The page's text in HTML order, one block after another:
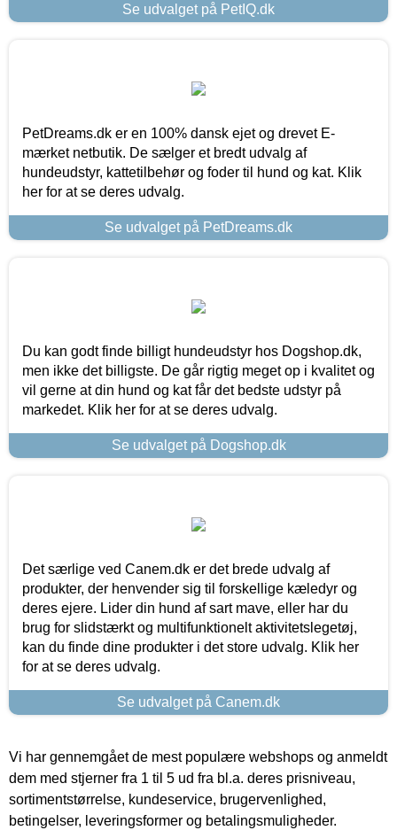
Se udvalget på PetIQ.dk
PetDreams.dk er en 100% dansk ejet og drevet E-
mærket netbutik. De sælger et bredt udvalg af
hundeudstyr, kattetilbehør og foder til hund og kat. Klik
her for at se deres udvalg.
Se udvalget på PetDreams.dk
Du kan godt finde billigt hundeudstyr hos Dogshop.dk,
men ikke det billigste. De går rigtig meget op i kvalitet og
vil gerne at din hund og kat får det bedste udstyr på
markedet. Klik her for at se deres udvalg.
Se udvalget på Dogshop.dk
Det særlige ved Canem.dk er det brede udvalg af
produkter, der henvender sig til forskellige kæledyr og
deres ejere. Lider din hund af sart mave, eller har du
brug for slidstærkt og multifunktionelt aktivitetslegetøj,
kan du finde dine produkter i det store udvalg. Klik her
for at se deres udvalg.
Se udvalget på Canem.dk
Vi har gennemgået de mest populære webshops og anmeldt
dem med stjerner fra 1 til 5 ud fra bl.a. deres prisniveau,
sortimentstørrelse, kundeservice, brugervenlighed,
betingelser, leveringsformer og betalingsmuligheder.